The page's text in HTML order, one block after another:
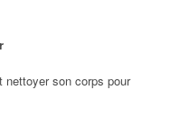
son corps pour